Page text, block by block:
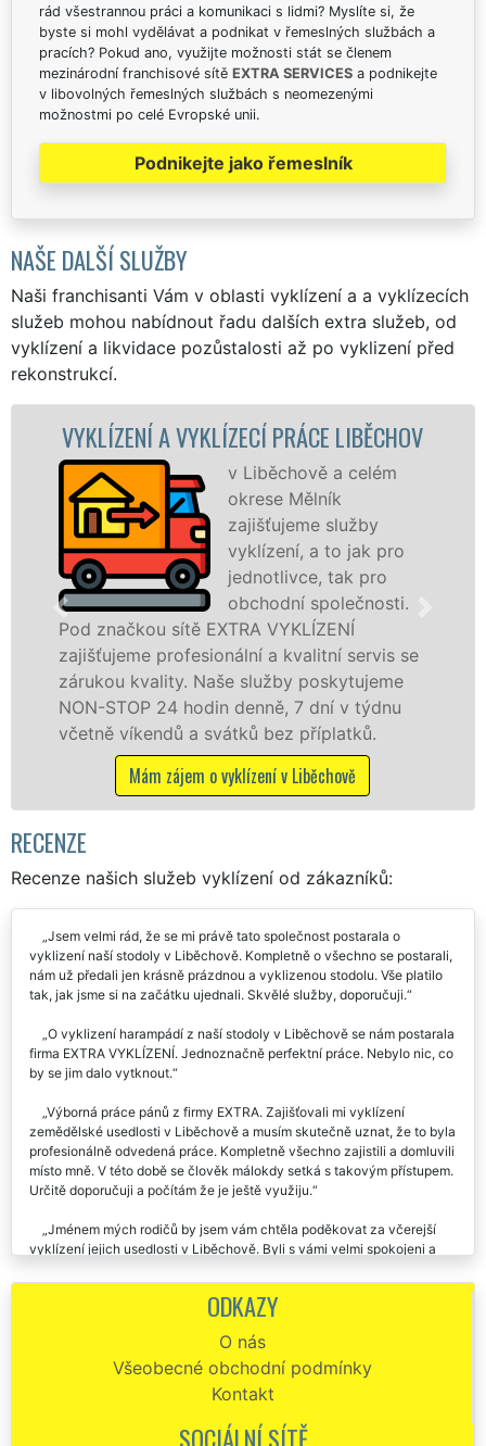
rád všestrannou práci a komunikaci s lidmi? Myslíte si, že
byste si mohl vydělávat a podnikat v řemeslných službách a
pracích? Pokud ano, využijte možnosti stát se členem
mezinárodní franchisové sítě EXTRA SERVICES a podnikejte
v libovolných řemeslných službách s neomezenými
možnostmi po celé Evropské unii.
Podnikejte jako řemeslník
NAŠE DALŠÍ SLUŽBY
Naši franchisanti Vám v oblasti vyklízení a a vyklízecích
služeb mohou nabídnout řadu dalších extra služeb, od
vyklízení a likvidace pozůstalosti až po vyklizení před
rekonstrukcí.
A VYKLÍZECÍ PRÁCE LIBĚCHOV
v Liběchově a celém
okrese Mělník
zajišťujeme služby
vyklízení, a to jak pro
jednotlivce, tak pro
obchodní společnosti.
sítě EXTRA VYKLÍZENÍ
profesionální a kvalitní servis se
Naše služby poskytujeme
24 hodin denně, 7 dní v týdnu
a svátků bez příplatků.
zájem o vyklízení v Liběchově
službu jak
osobám se
práce, a to
RECENZE
Recenze našich služeb vyklízení od zákazníků:
Jsem velmi rád, že se mi právě tato společnost postarala o
vyklizení naší stodoly v Liběchově. Kompletně o všechno se postarali,
nám už předali jen krásně prázdnou a vyklizenou stodolu. Vše platilo
tak, jak jsme si na začátku ujednali. Skvělé služby, doporučuji.
O vyklizení harampádí z naší stodoly v Liběchově se nám postarala
firma EXTRA VYKLÍZENÍ. Jednoznačně perfektní práce. Nebylo nic, co
by se jim dalo vytknout.
Výborná práce pánů z firmy EXTRA. Zajišťovali mi vyklízení
zemědělské usedlosti v Liběchově a musím skutečně uznat, že to byla
profesionálně odvedená práce. Kompletně všechno zajistili a domluvili
místo mně. V této době se člověk málokdy setká s takovým přístupem.
Určitě doporučuji a počítám že je ještě využiju.
Jménem mých rodičů by jsem vám chtěla poděkovat za včerejší
vyklízení jejich usedlosti v Liběchově. Byli s vámi velmi spokojeni a
dál.
harampádí a starého stavebního materiálu. Tuto službu nám
zajišťovala společnost EXTRA VYKLÍZENÍ, za což jim touto cestou moc
děkujeme. Děkujeme a budeme všude v Liběchově chválit.
Vyklízení staré usedlosti u Liběchova . Výborná práce, skvělá cena
ODKAZY
O nás
Všeobecné obchodní podmínky
Kontakt
SOCIÁLNÍ SÍTĚ